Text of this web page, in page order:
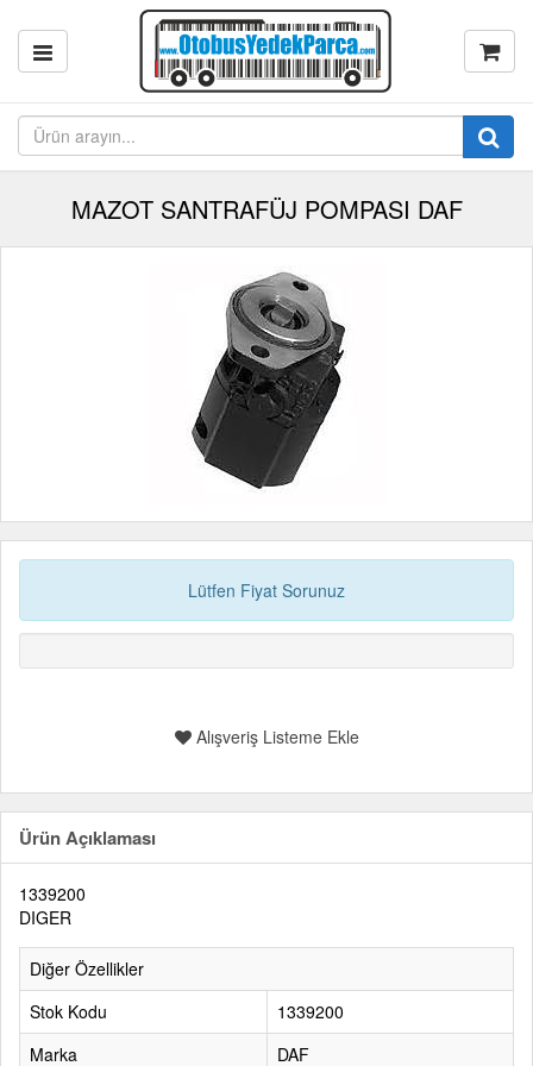
MAZOT SANTRAFÜJ POMPASI DAF
Lütfen Fiyat Sorunuz
Alışveriş Listeme Ekle
Ürün Açıklaması
1339200
DIGER
Diğer Özellikler
Stok Kodu
1339200
Marka
DAF